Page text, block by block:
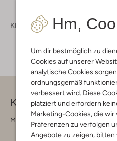
Hm,
Um dir bestmöglich zu
Cookies auf unserer
analytische Cookies
ordnungsgemäß
verbessert wird. Diese
platziert und erfordern
Marketing-Cookies, die
Präferenzen zu verfolgen
Angebote zu zeigen, bitten
Kleidung Jeans Jeans
Kontakt
Montag - Freitag 09:00 - 17:00 uur